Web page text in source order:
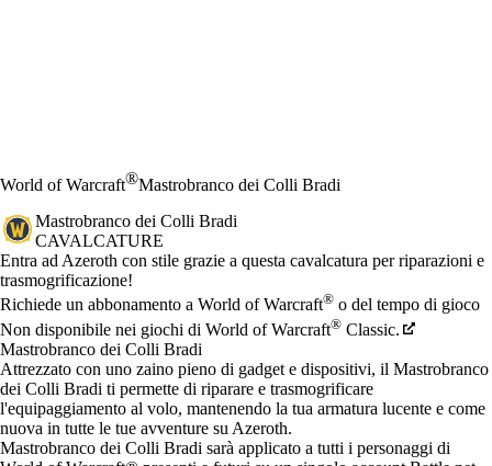
World of Warcraft®Mastrobranco dei Colli Bradi
Mastrobranco dei Colli Bradi
CAVALCATURE
Product Notification
Entra ad Azeroth con stile grazie a questa cavalcatura per riparazioni e
trasmogrificazione!
Prezzo
Available actions
Richiede un abbonamento a World of Warcraft® o del tempo di gioco
Non disponibile nei giochi di World of Warcraft® Classic.
Mastrobranco dei Colli Bradi
Attrezzato con uno zaino pieno di gadget e dispositivi, il Mastrobranco
dei Colli Bradi ti permette di riparare e trasmogrificare
l'equipaggiamento al volo, mantenendo la tua armatura lucente e come
nuova in tutte le tue avventure su Azeroth.
Mastrobranco dei Colli Bradi sarà applicato a tutti i personaggi di